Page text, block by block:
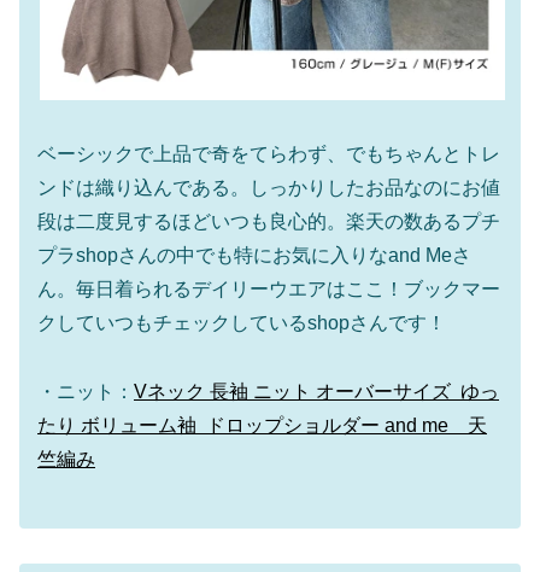
ベーシックで上品で奇をてらわず、でもちゃんとトレ
ンドは織り込んである。しっかりしたお品なのにお値
段は二度見するほどいつも良心的。楽天の数あるプチ
プラshopさんの中でも特にお気に入りなand Meさ
ん。毎日着られるデイリーウエアはここ！ブックマー
クしていつもチェックしているshopさんです！
・ニット： Vネック 長袖 ニット オーバーサイズ ゆっ
たり ボリューム袖 ドロップショルダー and me 天
竺編み